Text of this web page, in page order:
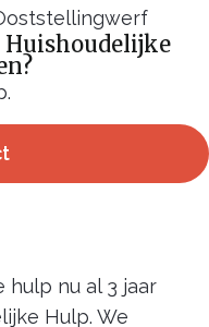
Huishoudelijke
hulp nu al 3 jaar
Hulp. We